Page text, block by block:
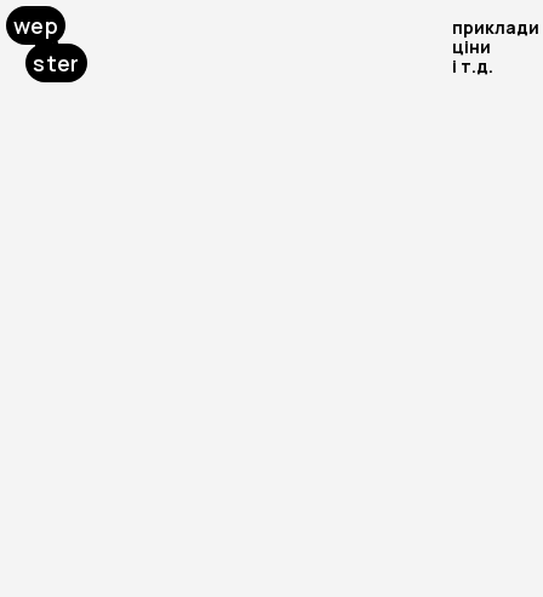
wep
ster
приклади
ціни
і т.д.